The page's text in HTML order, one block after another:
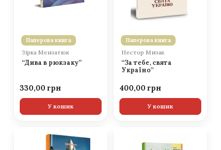
Паперова книга
Зірка Мензатюк
“Дива в рюкзаку”
330,00
У кошик
Паперова книга
Нестор Мизак
“За тебе, свята
Україно”
400,00
У кошик